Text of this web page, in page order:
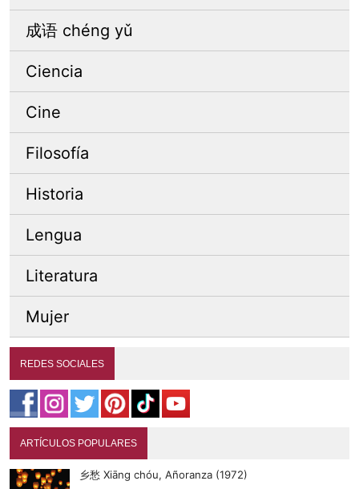
成语 chéng yǔ
Ciencia
Cine
Filosofía
Historia
Lengua
Literatura
Mujer
REDES SOCIALES
ARTÍCULOS POPULARES
乡愁 Xiāng chóu, Añoranza (1972)